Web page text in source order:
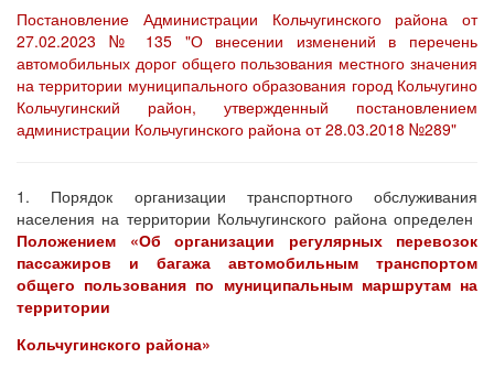
Постановление Администрации Кольчугинского района от
27.02.2023 № 135 "О внесении изменений в перечень
автомобильных дорог общего пользования местного значения
на территории муниципального образования город Кольчугино
Кольчугинский район, утвержденный постановлением
администрации Кольчугинского района от 28.03.2018 №289"
1. Порядок организации транспортного обслуживания
населения на территории Кольчугинского района определен
Положением «Об организации регулярных перевозок
пассажиров и багажа автомобильным транспортом
общего пользования по муниципальным маршрутам на
территории
Кольчугинского района»